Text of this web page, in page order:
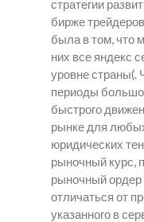
стратегии
бирже
была в том, что
них все яндекс
уровне страны(.
периоды
быстрого
рынке для
юридических
рыночный курс,
рыночный
отличаться от
указанного в